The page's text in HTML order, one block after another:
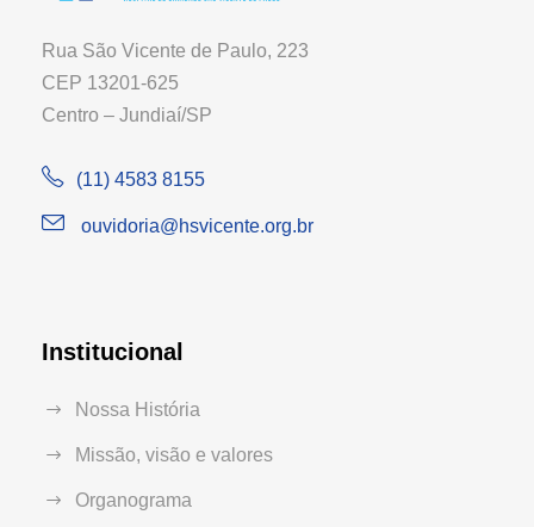
Rua São Vicente de Paulo, 223
CEP 13201-625
Centro – Jundiaí/SP
(11) 4583 8155
ouvidoria@hsvicente.org.br
Institucional
Nossa História
Missão, visão e valores
Organograma